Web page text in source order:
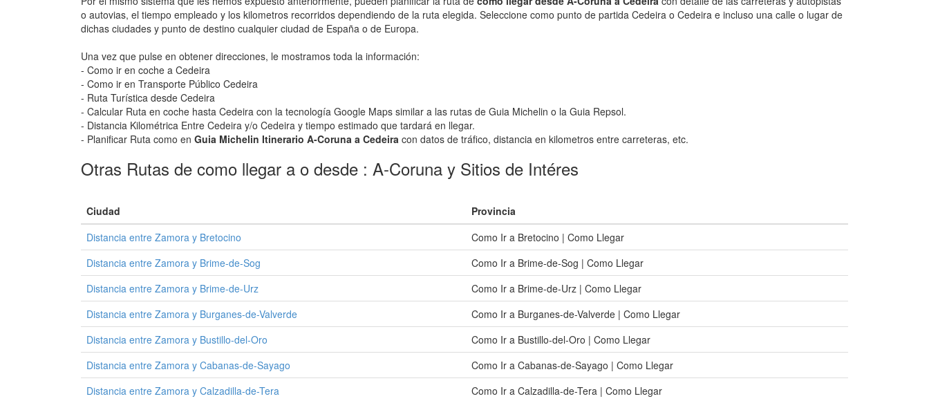
o autovias, el tiempo empleado y los kilometros recorridos dependiendo de la ruta elegida. Seleccione como punto de partida Cedeira o Cedeira e incluso una calle o lugar de
dichas ciudades y punto de destino cualquier ciudad de España o de Europa.
Una vez que pulse en obtener direcciones, le mostramos toda la información:
- Como ir en coche a Cedeira
- Como ir en Transporte Público Cedeira
- Ruta Turística desde Cedeira
- Calcular Ruta en coche hasta Cedeira con la tecnología Google Maps similar a las rutas de Guia Michelin o la Guia Repsol.
- Distancia Kilométrica Entre Cedeira y/o Cedeira y tiempo estimado que tardará en llegar.
- Planificar Ruta como en Guia Michelin Itinerario A-Coruna a Cedeira con datos de tráfico, distancia en kilometros entre carreteras, etc.
Otras Rutas de como llegar a o desde : A-Coruna y Sitios de Intéres
Ciudad
Provincia
Distancia entre Zamora y Bretocino
Como Ir a Bretocino | Como Llegar
Distancia entre Zamora y Brime-de-Sog
Como Ir a Brime-de-Sog | Como Llegar
Distancia entre Zamora y Brime-de-Urz
Como Ir a Brime-de-Urz | Como Llegar
Distancia entre Zamora y Burganes-de-Valverde
Como Ir a Burganes-de-Valverde | Como Llegar
Distancia entre Zamora y Bustillo-del-Oro
Como Ir a Bustillo-del-Oro | Como Llegar
Distancia entre Zamora y Cabanas-de-Sayago
Como Ir a Cabanas-de-Sayago | Como Llegar
Distancia entre Zamora y Calzadilla-de-Tera
Como Ir a Calzadilla-de-Tera | Como Llegar